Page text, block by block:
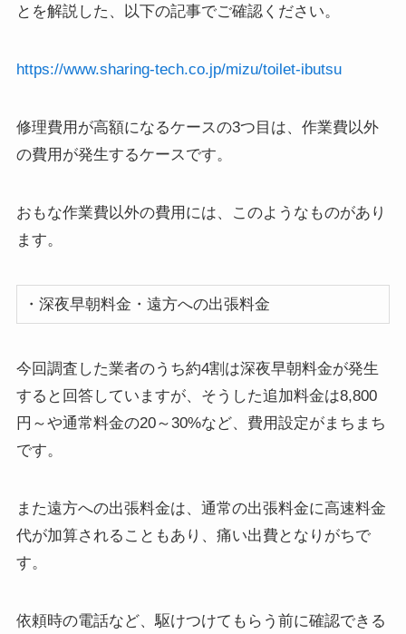
とを解説した、以下の記事でご確認ください。
https://www.sharing-tech.co.jp/mizu/toilet-ibutsu
修理費用が高額になるケースの3つ目は、作業費以外
の費用が発生するケースです。
おもな作業費以外の費用には、このようなものがあり
ます。
・深夜早朝料金・遠方への出張料金
今回調査した業者のうち約4割は深夜早朝料金が発生
すると回答していますが、そうした追加料金は8,800
円～や通常料金の20～30%など、費用設定がまちまち
です。
また遠方への出張料金は、通常の出張料金に高速料金
代が加算されることもあり、痛い出費となりがちで
す。
依頼時の電話など、駆けつけてもらう前に確認できる